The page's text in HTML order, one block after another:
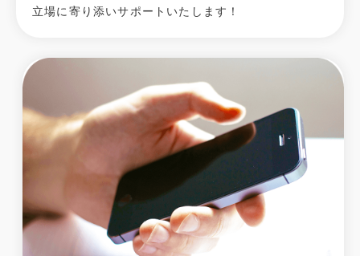
立場に寄り添いサポートいたします！